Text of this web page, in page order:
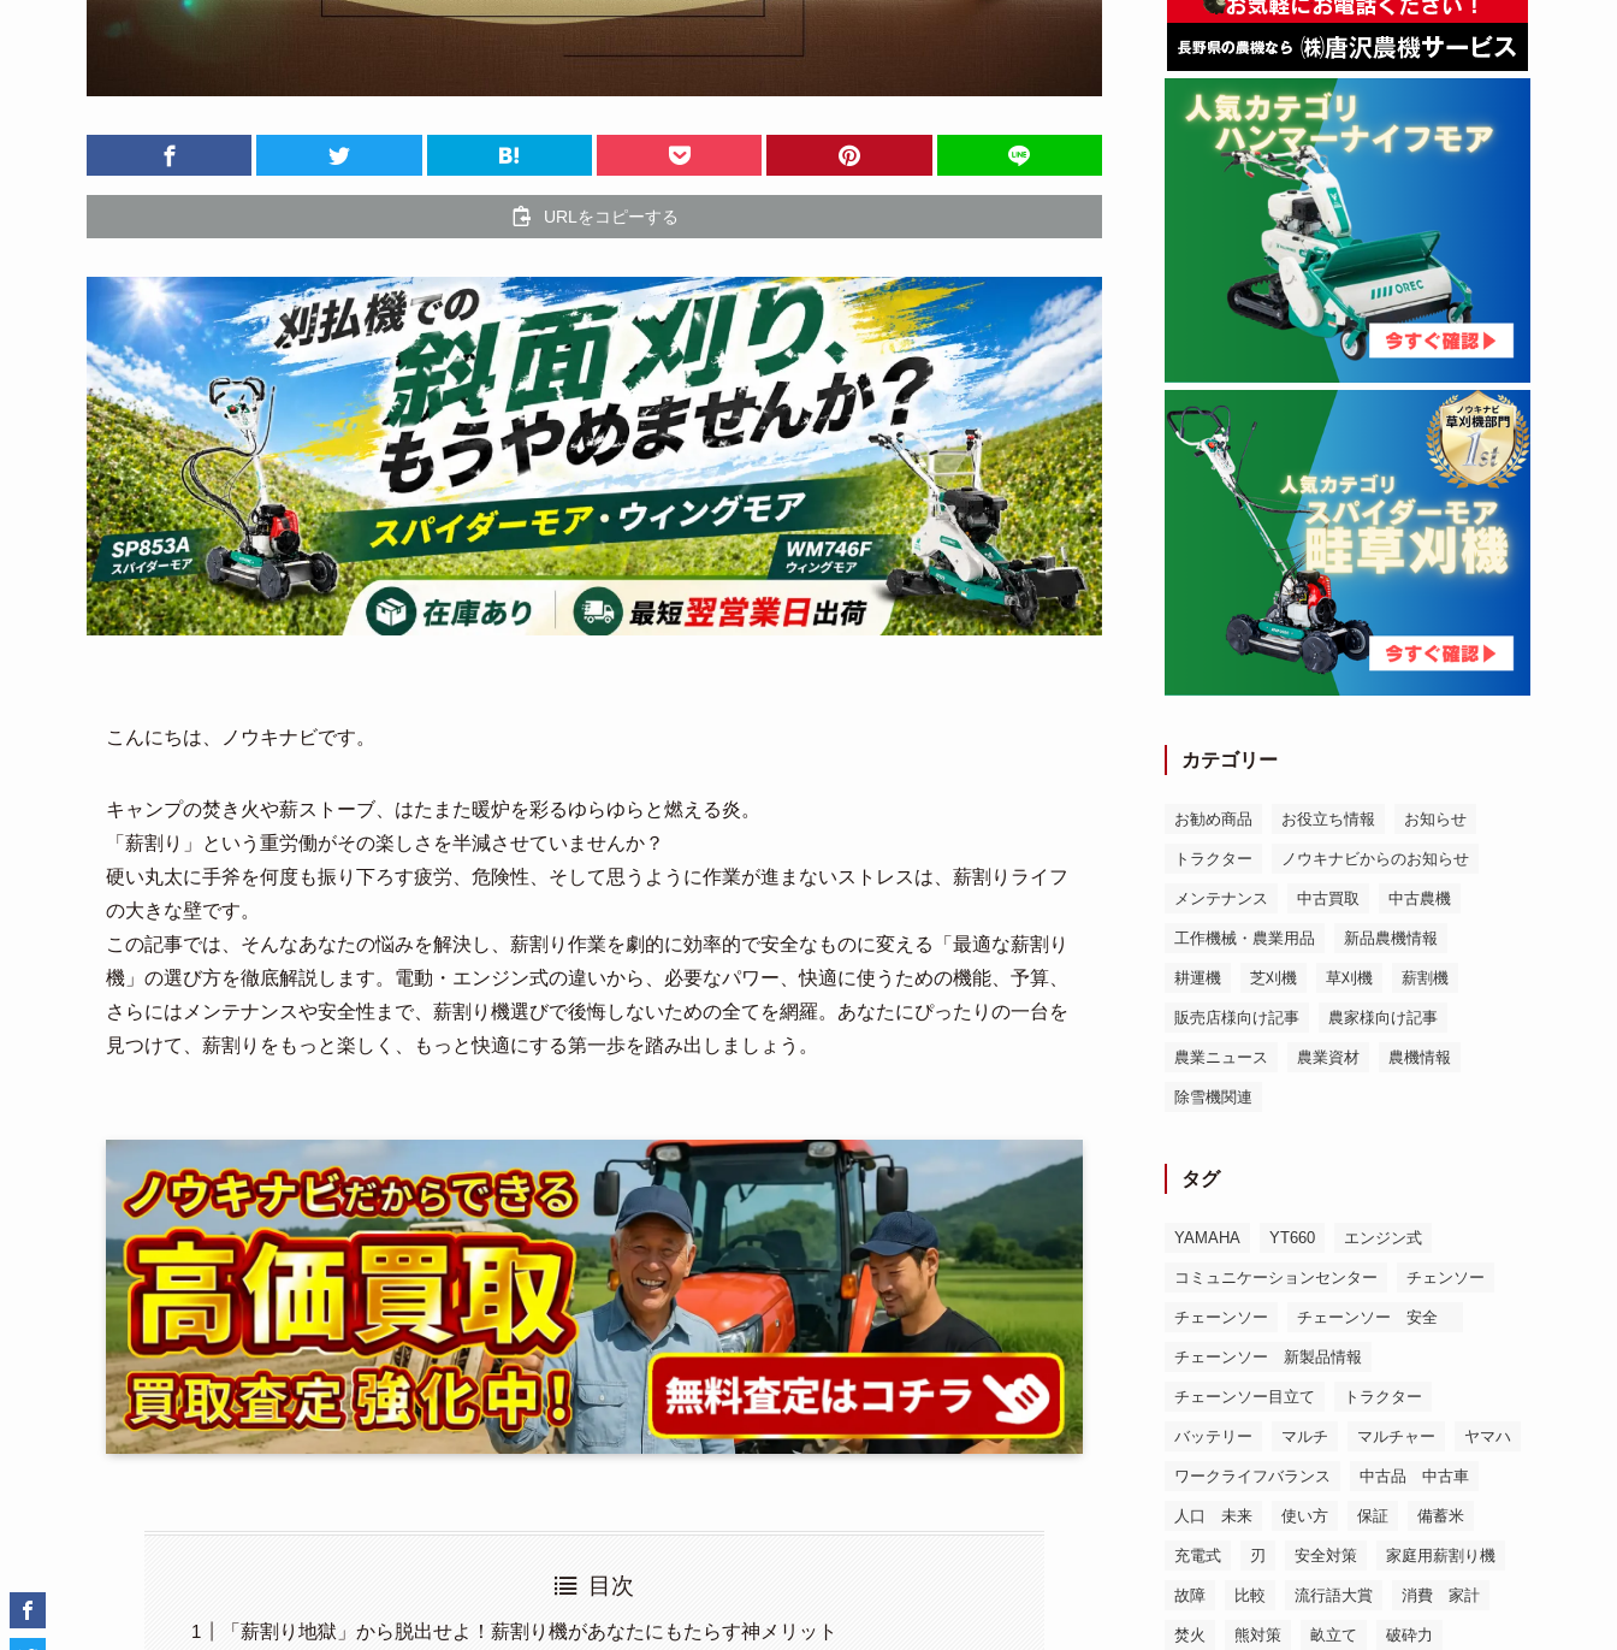
URLをコピーする
こんにちは、ノウキナビです。
キャンプの焚き火や薪ストーブ、はたまた暖炉を彩るゆらゆらと燃える炎。
「薪割り」という重労働がその楽しさを半減させていませんか？
硬い丸太に手斧を何度も振り下ろす疲労、危険性、そして思うように作業が進まないストレスは、薪割りライフ
の大きな壁です。
この記事では、そんなあなたの悩みを解決し、薪割り作業を劇的に効率的で安全なものに変える「最適な薪割り
機」の選び方を徹底解説します。電動・エンジン式の違いから、必要なパワー、快適に使うための機能、予算、
さらにはメンテナンスや安全性まで、薪割り機選びで後悔しないための全てを網羅。あなたにぴったりの一台を
見つけて、薪割りをもっと楽しく、もっと快適にする第一歩を踏み出しましょう。
目次
「薪割り地獄」から脱出せよ！薪割り機があなたにもたらす神メリット
カテゴリー
お勧め商品 お役立ち情報 お知らせ
トラクター ノウキナビからのお知らせ
メンテナンス 中古買取 中古農機
工作機械・農業用品 新品農機情報
耕運機 芝刈機 草刈機 薪割機
販売店様向け記事 農家様向け記事
農業ニュース 農業資材 農機情報
除雪機関連
タグ
YAMAHA YT660 エンジン式
コミュニケーションセンター チェンソー
チェーンソー チェーンソー 安全
チェーンソー 新製品情報
チェーンソー目立て トラクター
バッテリー マルチ マルチャー ヤマハ
ワークライフバランス 中古品 中古車
人口 未来 使い方 保証 備蓄米
充電式 刃 安全対策 家庭用薪割り機
故障 比較 流行語大賞 消費 家計
焚火 熊対策 畝立て 破砕力